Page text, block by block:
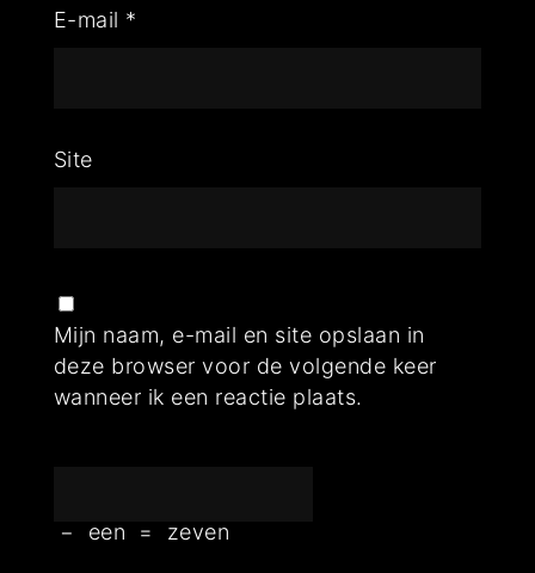
E-mail *
Site
Mijn naam, e-mail en site opslaan in
deze browser voor de volgende keer
wanneer ik een reactie plaats.
− een = zeven